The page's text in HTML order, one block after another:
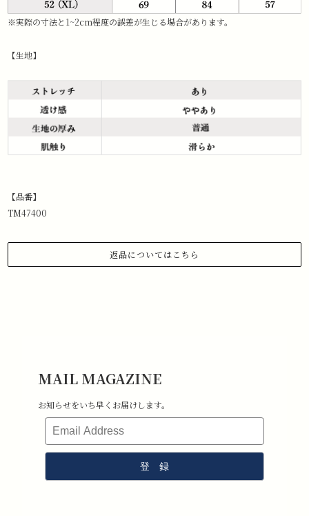
※実際の寸法と1~2cm程度の誤差が生じる場合があります。
【生地】
【品番】
TM47400
返品についてはこちら
4.室内での試着のみ（屋外・ゴルフ場で使用したものは返品不可となり
5.返品送料はお客様負担となります。その点ご了承ください。
MAIL MAGAZINE
お知らせをいち早くお届けします。